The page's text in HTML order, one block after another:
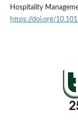
Hospitality
https://doi.org/